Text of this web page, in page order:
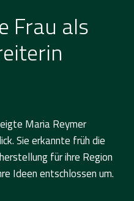
Frau als
Maria Reymer
Sie erkannte früh die
für ihre Region
Ideen entschlossen um.